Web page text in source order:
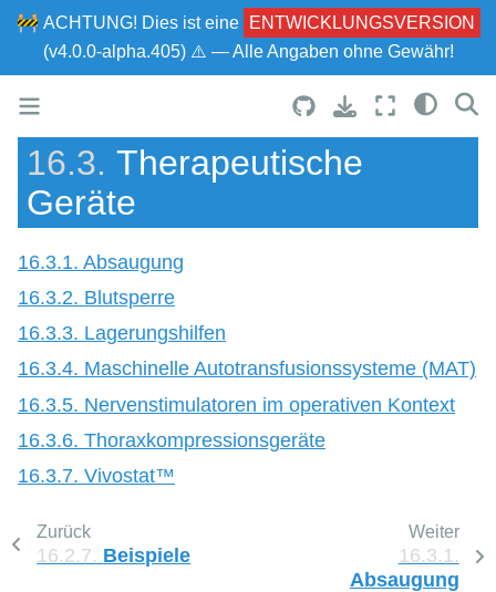
🚧 ACHTUNG! Dies ist eine
ENTWICKLUNGSVERSION
(v4.0.0-alpha.405) ⚠ — Alle Angaben ohne Gewähr!
16.3. Therapeutische
Geräte
16.3.1. Absaugung
16.3.2. Blutsperre
16.3.3. Lagerungshilfen
16.3.4. Maschinelle Autotransfusionssysteme (MAT)
16.3.5. Nervenstimulatoren im operativen Kontext
16.3.6. Thoraxkompressionsgeräte
16.3.7. Vivostat™
Zurück
16.2.7. Beispiele
Weiter
16.3.1.
Absaugung